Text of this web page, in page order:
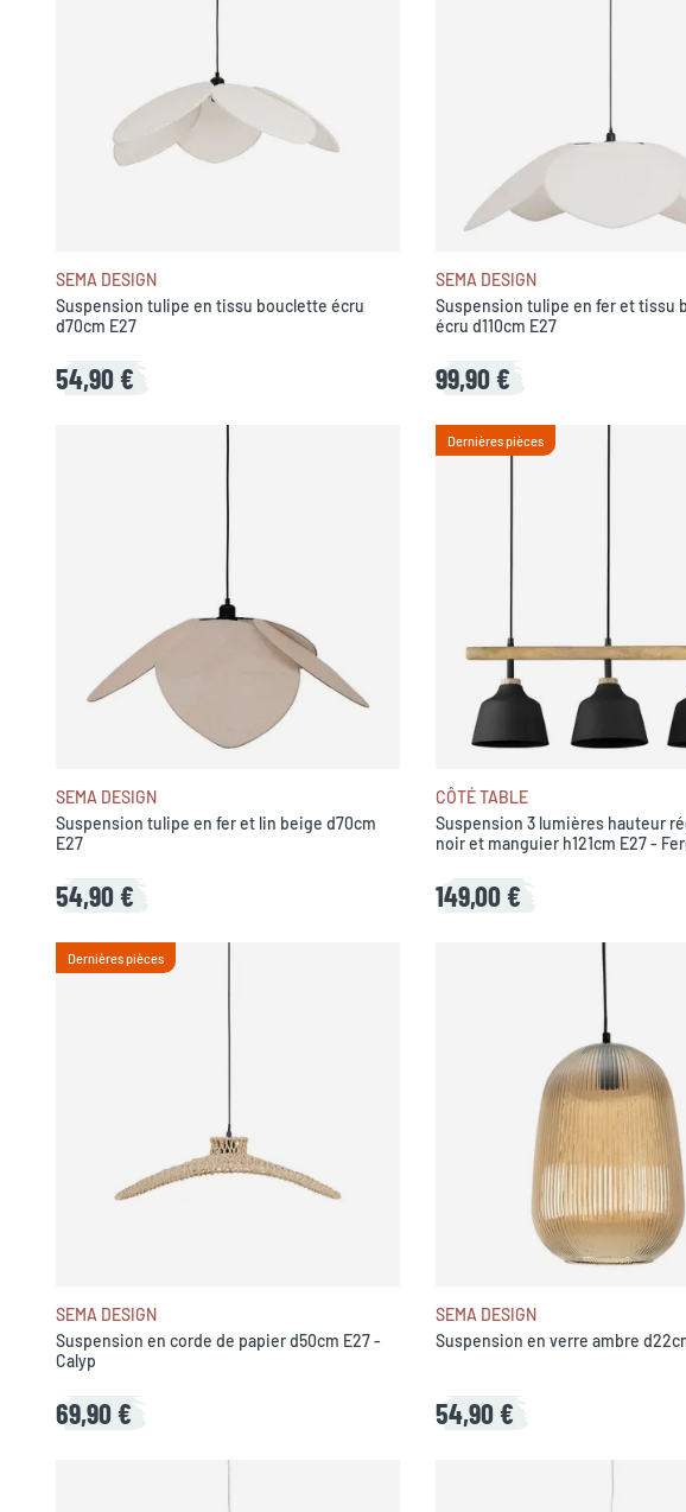
SEMA DESIGN
Suspension tulipe en tissu bouclette écru
d70cm E27
54,90 €
SEMA DESIGN
Suspension tulipe en fer et tissu
écru d110cm E27
99,90 €
SEMA DESIGN
Suspension tulipe en fer et lin beige d70cm
E27
54,90 €
Dernières pièces
CÔTÉ TABLE
Suspension 3 lumières hauteur
noir et manguier h121cm E27 -
149,00 €
Dernières pièces
SEMA DESIGN
Suspension en corde de papier d50cm E27 -
Calyp
69,90 €
SEMA DESIGN
Suspension en verre ambre
54,90 €